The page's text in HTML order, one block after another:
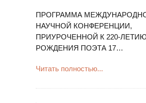
ПРОГРАММА
НАУЧНОЙ КОНФЕРЕНЦИИ,
ПРИУРОЧЕННОЙ К 220-
РОЖДЕНИЯ ПОЭТА 17…
Читать полностью...